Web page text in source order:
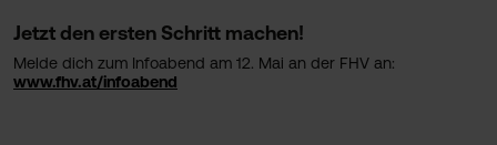
Jetzt den ersten Schritt machen!
Melde dich zum Infoabend am 12. Mai an der FHV an:
www.fhv.at/infoabend